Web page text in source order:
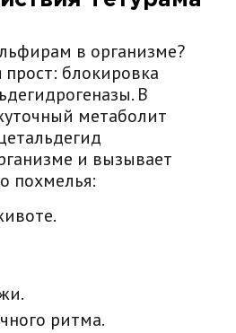
в организме?
блокировка
В
метаболит
и вызывает
похмелья:
ритма.